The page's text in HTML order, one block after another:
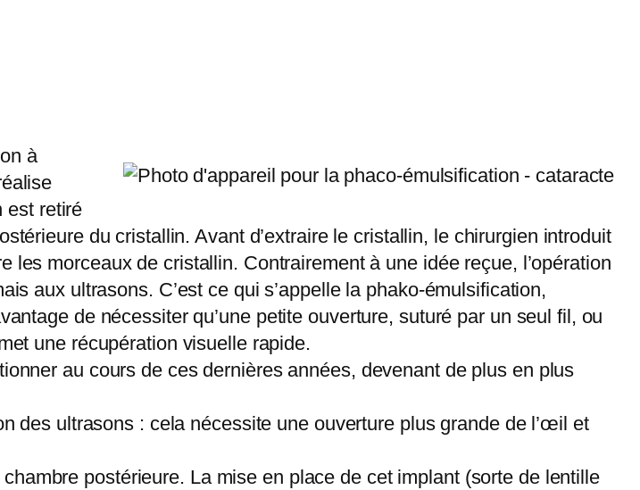
à
est retiré
du cristallin. Avant d’extraire le cristallin, le chirurgien introduit
morceaux de cristallin. Contrairement à une idée reçue, l’opération
aux ultrasons. C’est ce qui s’appelle la phako-émulsification,
de nécessiter qu’une petite ouverture, suturé par un seul fil, ou
une récupération visuelle rapide.
au cours de ces dernières années, devenant de plus en plus
des ultrasons : cela nécessite une ouverture plus grande de l’œil et
postérieure. La mise en place de cet implant (sorte de lentille